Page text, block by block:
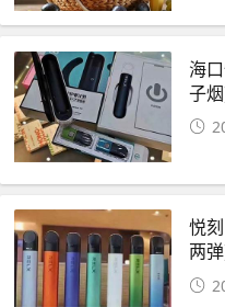
海
子
悦
两